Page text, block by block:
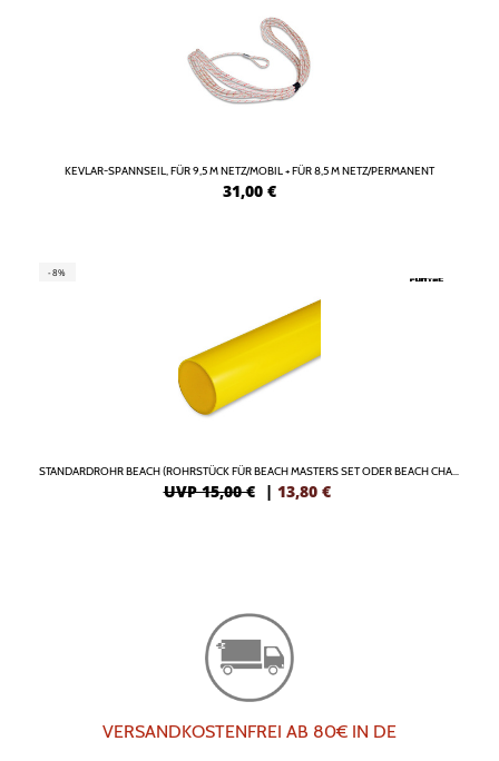
KEVLAR-SPANNSEIL, FÜR 9,5 M NETZ/MOBIL + FÜR 8,5 M NETZ/PERMANENT
31,00 €
-8%
STANDARDROHR BEACH (ROHRSTÜCK FÜR BEACH MASTERS SET ODER BEACH CHAMP SET)
UVP 15,00 € | 13,80 €
VERSANDKOSTENFREI AB 80€ IN DE